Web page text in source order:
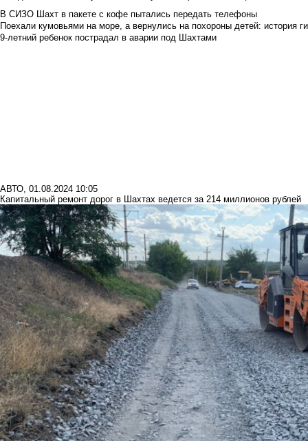
В СИЗО Шахт в пакете с кофе пытались передать телефоны
Поехали кумовьями на море, а вернулись на похороны детей: история
9-летний ребенок пострадал в аварии под Шахтами
АВТО, 01.08.2024 10:05
Капитальный ремонт дорог в Шахтах ведется за 214 миллионов рублей